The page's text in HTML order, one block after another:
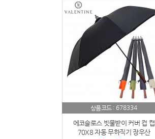
상품코드 : 678334
에코슬로스 빗물받이 커버 컵 캡
70X8 자동 무하직기 장우산